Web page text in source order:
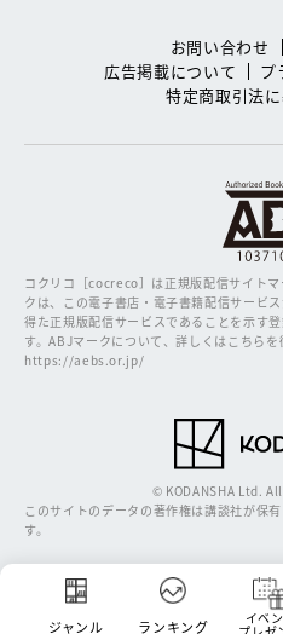
ジャンル ランキング イベ
お問い合わせ
広告掲載について
プ
特定商取引法
コクリコ［cocreco］は正規版配信サイト
クは、この電子書店・電子書籍配信サービ
得た正規版配信サービスであることを示す
す。ABJマークについて、詳しくはこちらを
https://aebs.or.jp/
© KODANSHA Ltd.
このサイトのデータの著作権は講談社が保
す。